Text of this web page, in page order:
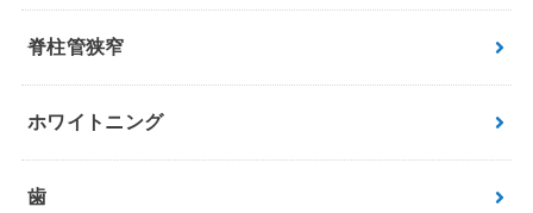
脊柱管狭窄
ホワイトニング
歯